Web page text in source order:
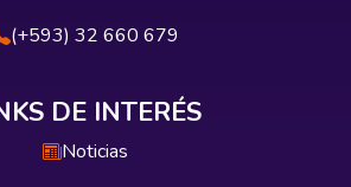
(+593) 32 660 679
DE INTERÉS
Noticias